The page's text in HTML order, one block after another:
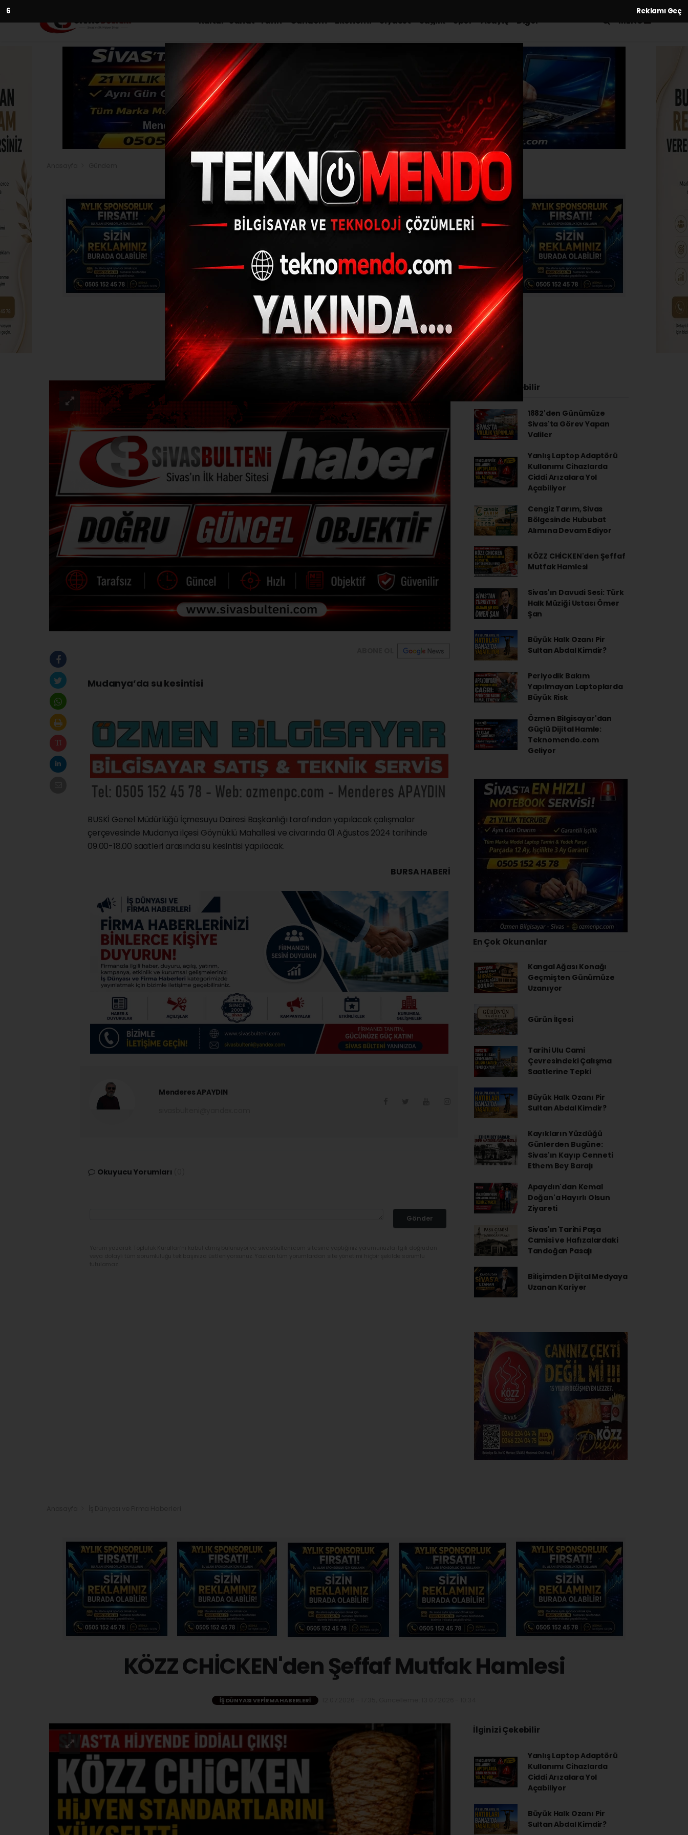
4 Reklamı Geç
Kültür-Sanat-Tarih Gündem Ekonomi Siyaset Sağlık Spor Asayiş Diğer MENÜ
Mudanya’da su kesintisi
GÜNDEM (İHA) - İhlas Haber Ajansı | 31.07.2024 - 15:01, Güncelleme: 31.07.2024 - 14:54
Mudanya’da su kesintisi
BUSKİ Genel Müdürlüğü İçmesuyu Dairesi Başkanlığı tarafından yapılacak çalışmalar
çerçevesinde Mudanya ilçesi Göynüklü Mahallesi ve civarında 01 Ağustos 2024 tarihinde
09.00-18.00 saatleri arasında su kesintisi yapılacak.
BURSA HABERİ
Menderes APAYDIN
Okuyucu Yorumları
Gönder
İlginizi Çekebilir
1882'den Günümüze
Sivas'ta Görev Yapan
Valiler
Yanlış Laptop Adaptörü
Kullanımı Cihazlarda
Ciddi Arızalara Yol
Açabiliyor
Cengiz Tarım, Sivas
Bölgesinde Hububat
Alımına Devam Ediyor
KÖZZ CHİCKEN'den Şeffaf
Mutfak Hamlesi
Sivas'ın Davudi Sesi: Türk
Halk Müziği Ustası Ömer
Şan
Büyük Halk Ozanı Pir
Sultan Abdal Kimdir?
Periyodik Bakım
Yapılmayan Laptoplarda
Büyük Risk
Özmen Bilgisayar'dan
Güçlü Dijital Hamle:
Teknomendo.com
Geliyor
En Çok Okunanlar
Kangal Ağası Konağı
Geçmişten Günümüze
Uzanıyor
Gürün İlçesi
Tarihi Ulu Cami
Çevresindeki Çalışma
Saatlerine Tepki
Büyük Halk Ozanı Pir
Sultan Abdal Kimdir?
Kayıkların Yüzdüğü
Günlerden Bugüne:
Sivas'ın Kayıp Cenneti
Ethem Bey Barajı
Apaydın'dan Kemal
Doğan'a Hayırlı Olsun
Ziyareti
Sivas'ın Tarihi Paşa
Camisi ve Hafızalardaki
Tandoğan Pasajı
Bilişimden Dijital Medyaya
Uzanan Kariyer
KÖZZ CHİCKEN'den Şeffaf Mutfak Hamlesi
İŞ DÜNYASI VE FIRMA HABERLERI
İlginizi Çekebilir
Yanlış Laptop Adaptörü
Kullanımı Cihazlarda
Ciddi Arızalara Yol
Açabiliyor
Büyük Halk Ozanı Pir
Sultan Abdal Kimdir?